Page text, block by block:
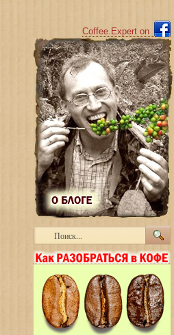
Coffee.Expert on